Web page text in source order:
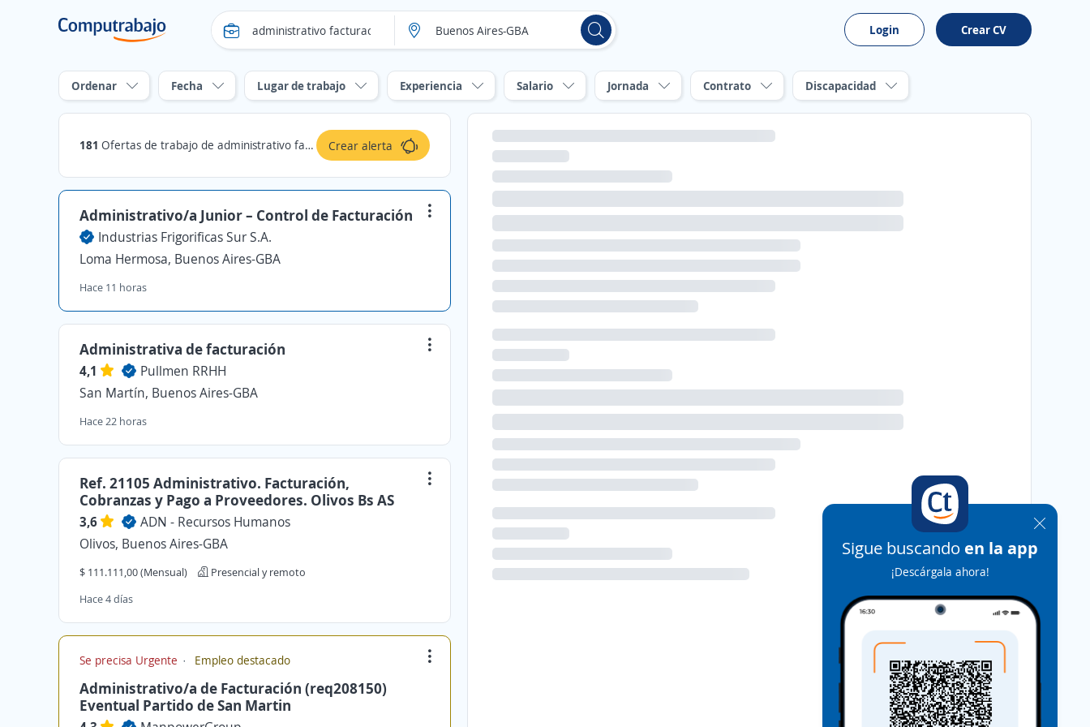
Login Crear CV
Ordenar Fecha Lugar de trabajo Experiencia Salario Jornada Contrato Discapacidad
181 Ofertas de trabajo de administrativo facturacion en Buenos Aires-GBA Crear alerta
Administrativo/a Junior – Control de Facturación
Industrias Frigorificas Sur S.A.
Loma Hermosa, Buenos Aires-GBA
Hace 11 horas
Administrativa de facturación
4,1
Pullmen RRHH
San Martín, Buenos Aires-GBA
Hace 22 horas
Ref. 21105 Administrativo. Facturación,
Cobranzas y Pago a Proveedores. Olivos Bs AS
3,6
ADN - Recursos Humanos
Olivos, Buenos Aires-GBA
$ 111.111,00 (Mensual)
Presencial y remoto
Hace 4 días
Se precisa Urgente Empleo destacado
Administrativo/a de Facturación (req208150)
Eventual Partido de San Martin
Sigue buscando en la app
¡Descárgala ahora!